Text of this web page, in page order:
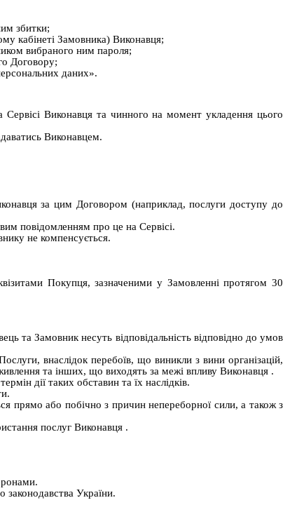
збитки;
кабінеті Замовника) Виконавця;
вибраного ним пароля;
Договору;
даних».
Виконавця та чинного на момент укладення цього
Виконавцем.
за цим Договором (наприклад, послуги доступу до
повідомленням про це наСервісі.
не компенсується.
Покупця, зазначеними у Замовленні протягом 30
та Замовник несуть відповідальність відповідно до умов
внаслідок перебоїв, що виникли з вини організацій,
та інших, що виходять за межі впливу Виконавця .
дії таких обставин та їх наслідків.
прямо або побічно з причин непереборної сили, а також з
послугВиконавця .
України.